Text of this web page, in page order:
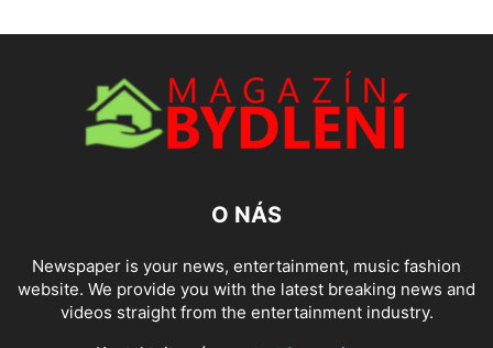
O NÁS
Newspaper is your news, entertainment, music fashion
website. We provide you with the latest breaking news and
videos straight from the entertainment industry.